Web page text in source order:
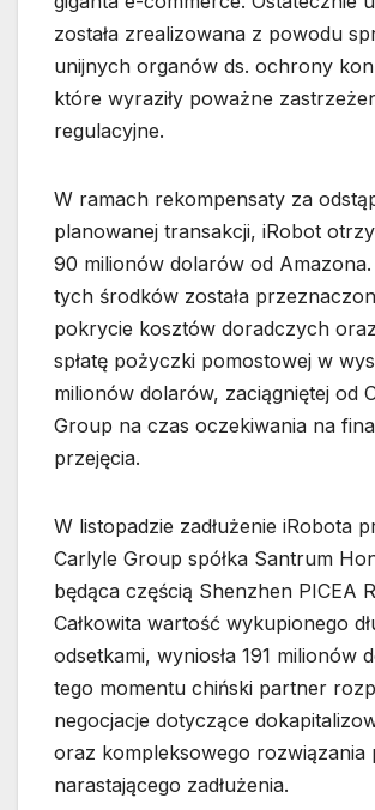
została zrealizowana z powodu
unijnych organów ds. ochrony
które wyraziły poważne
regulacyjne.
W ramach rekompensaty za
planowanej transakcji, iRobot
90 milionów dolarów od
tych środków została
pokrycie kosztów doradczych
spłatę pożyczki pomostowej w
milionów dolarów, zaciągniętej od
Group na czas oczekiwania na
przejęcia.
W listopadzie zadłużenie iRobota
Carlyle Group spółka Santrum
będąca częścią Shenzhen PICEA
Całkowita wartość wykupionego
odsetkami, wyniosła 191 milionów
tego momentu chiński partner
negocjacje dotyczące
oraz kompleksowego rozwiązania
narastającego zadłużenia.